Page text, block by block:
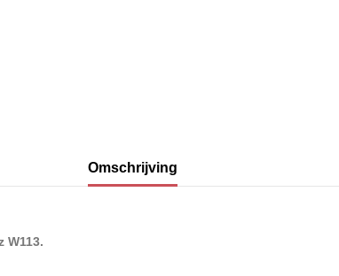
Omschrijving
W113.